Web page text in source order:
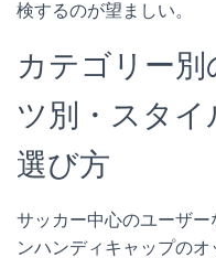
検するのが望ましい。
カテゴリー
ツ別・スタ
選び方
サッカー中心のユーザ
ンハンディキャップの